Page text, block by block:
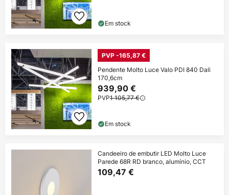
Em stock
PVP -165,87 €
Pendente Molto Luce Valo PDI 840 Dali
170,6cm
939,90 €
PVP1 105,77 €
Em stock
Candeeiro de embutir LED Molto Luce
Parede 68R RD branco, alumínio, CCT
109,47 €